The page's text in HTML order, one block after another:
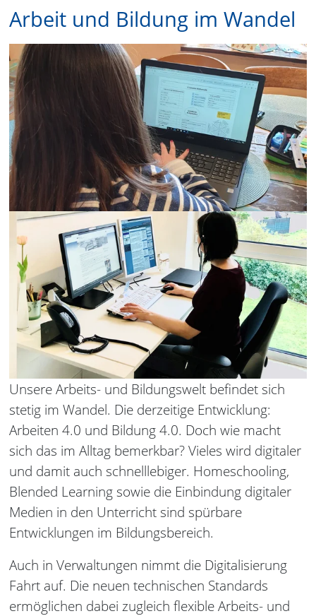
Arbeit und Bildung im Wandel
Unsere Arbeits- und Bildungswelt befindet sich
stetig im Wandel. Die derzeitige Entwicklung:
Arbeiten 4.0 und Bildung 4.0. Doch wie macht
sich das im Alltag bemerkbar? Vieles wird digitaler
und damit auch schnelllebiger. Homeschooling,
Blended Learning sowie die Einbindung digitaler
Medien in den Unterricht sind spürbare
Entwicklungen im Bildungsbereich.
Auch in Verwaltungen nimmt die Digitalisierung
Fahrt auf. Die neuen technischen Standards
ermöglichen dabei zugleich flexible Arbeits- und